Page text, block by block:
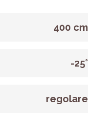
400 cm
-25°
regolare